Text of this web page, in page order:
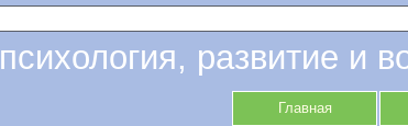
развитие и
Главная